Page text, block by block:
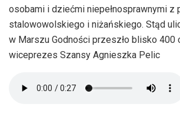
osobami i dziećmi niepełnosprawnymi z
stalowowolskiego i niżańskiego. Stąd
w Marszu Godności przeszło blisko 400
wiceprezes Szansy Agnieszka Pelic